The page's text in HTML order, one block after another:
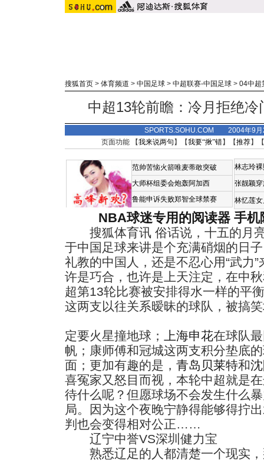
搜狐首页 > 体育频道 > 中国足球 > 中超联赛-中国足球 > 04中超
中超13轮前瞻：冷月拒绝
SPORTS.SOHU.COM 2004年9
页面功能 【我来说两句 】【我要“揪”错】【推荐】
范帅苦恼火箭唯麦蒂敢突破
大师杯组委会炮轰阿加西
鲁能申诉失败郑智全球禁赛
林志玲
张靓颖
林忆莲
NBA球迷专用的阅读器 手机
搜狐体育讯 俗话说，十五的月
于中国足球来讲是个充满硝烟的日
礼教的中国人，还是不忍心用“武力
许是巧合，也许是上天注定，在中
超第13轮比赛被安排得水一样的平
这两支以往关系暧昧的球队，被搞
定要火星撞地球； 上海申花在球队
帆；康师傅和冠城这两支积分垫底
面；更加有趣的是， 青岛贝莱特和
喜冤家又怒目而视，本轮中超就是
待什么呢？但愿球场不会发生什么
局。因为这个夜晚宁静得能够得拧
判也会变得相对公正……
辽宁中誉VS深圳健力宝
熟悉辽足的人都清楚一个现实，